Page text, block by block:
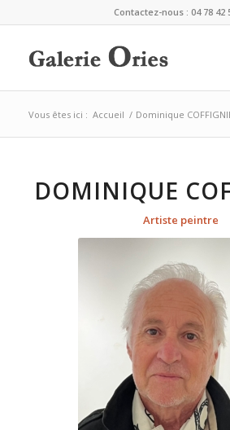
Contactez-nous : 04 78 42
Vous êtes ici : Accueil / Dominique
DOMINIQUE
Artiste peintre